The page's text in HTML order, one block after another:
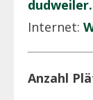
Internet:
Anzahl